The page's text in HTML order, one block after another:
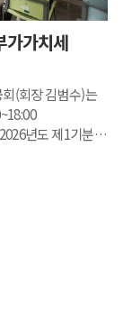
가치세
(회장 김범수)는
년도 제1기분